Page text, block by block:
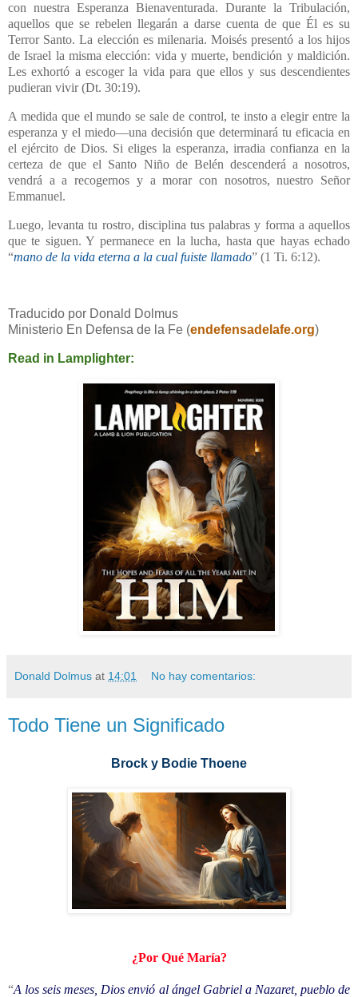
con nuestra Esperanza Bienaventurada. Durante la Tribulación,
aquellos que se rebelen llegarán a darse cuenta de que Él es su
Terror Santo. La elección es milenaria. Moisés presentó a los hijos
de Israel la misma elección: vida y muerte, bendición y maldición.
Les exhortó a escoger la vida para que ellos y sus descendientes
pudieran vivir (Dt. 30:19).
A medida que el mundo se sale de control, te insto a elegir entre la
esperanza y el miedo—una decisión que determinará tu eficacia en
el ejército de Dios. Si eliges la esperanza, irradia confianza en la
certeza de que el Santo Niño de Belén descenderá a nosotros,
vendrá a a recogernos y a morar con nosotros, nuestro Señor
Emmanuel.
Luego, levanta tu rostro, disciplina tus palabras y forma a aquellos
que te siguen. Y permanece en la lucha, hasta que hayas echado
“mano de la vida eterna a la cual fuiste llamado” (1 Ti. 6:12).
Traducido por Donald Dolmus
Ministerio En Defensa de la Fe (endefensadelafe.org)
Read in Lamplighter:
Donald Dolmus at 14:01 No hay comentarios:
Todo Tiene un Significado
Brock y Bodie Thoene
¿Por Qué María?
“A los seis meses, Dios envió al ángel Gabriel a Nazaret, pueblo de